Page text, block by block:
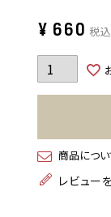
¥ 660 税込
商品につ
レビュー